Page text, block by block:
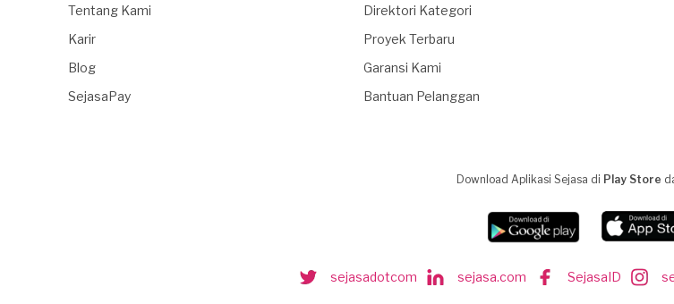
Tentang Kami
Karir
Blog
SejasaPay
Direktori Kategori
Proyek Terbaru
Garansi Kami
Bantuan Pelanggan
Download Aplikasi Sejasa di Play Store
sejasadotcom sejasa.com SejasaID